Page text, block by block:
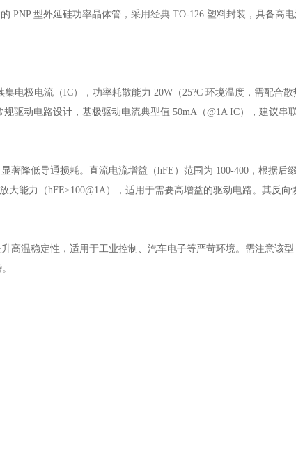
PNP 型外延硅功率晶体管，采用经典 TO-126 塑料封装，具备高
电极电流（IC），功率耗散能力 20W（25?C 环境温度，需配合
驱动电路设计，基极驱动电流典型值 50mA（@1A IC），建议串
著降低导通损耗。直流电流增益（hFE）范围为 100-400，根据后
大能力（hFE≥100@1A），适用于需要高增益的驱动电路。其反向
高温稳定性，适用于工业控制、汽车电子等严苛环境。需注意该